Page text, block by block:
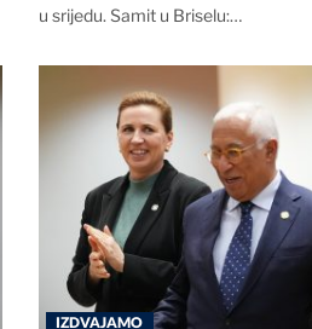
u srijedu. Samit u Briselu:…
IZDVAJAMO